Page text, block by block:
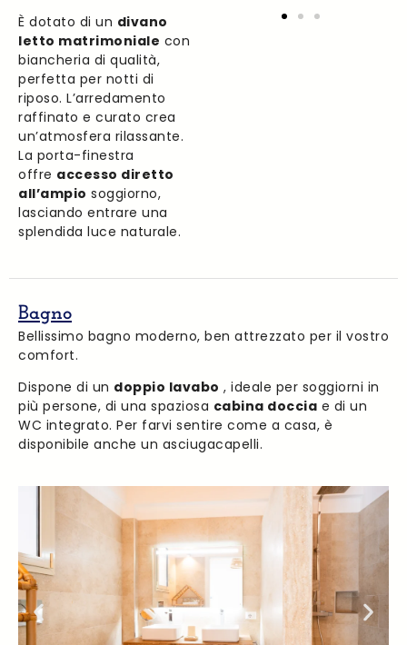
È dotato di un divano
letto matrimoniale con
biancheria di qualità,
perfetta per notti di
riposo. L’arredamento
raffinato e curato crea
un’atmosfera rilassante.
La porta-finestra
offre accesso diretto
all’ampio soggiorno,
lasciando entrare una
splendida luce naturale.
Bagno
Bellissimo bagno moderno, ben attrezzato per il vostro
comfort.
Dispone di un doppio lavabo , ideale per soggiorni in
più persone, di una spaziosa cabina doccia e di un
WC integrato. Per farvi sentire come a casa, è
disponibile anche un asciugacapelli.